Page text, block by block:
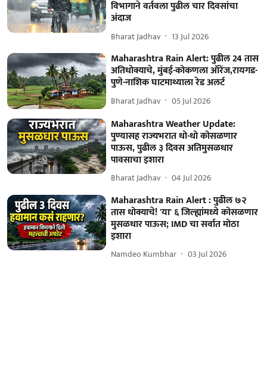
विभागाने वर्तवला पुढील चार दिवसांचा
अंदाज
Bharat Jadhav 13 Jul 2026
Maharashtra Rain Alert: पुढील 24 तास
अतिधोक्याचे, मुंबई-कोकणला ऑरेंज,रायगड-
पुणे-नाशिक घाटमाथ्याला रेड अलर्ट
Bharat Jadhav 05 Jul 2026
Maharashtra Weather Update:
पुण्यासह राज्यभरात धो-धो कोसळणार
पाऊस, पुढील ३ दिवस अतिमुसळधार
पावसाचा इशारा
Bharat Jadhav 04 Jul 2026
Maharashtra Rain Alert : पुढील ७२
तास धोक्याचे! 'या' ६ जिल्ह्यांमध्ये कोसळणार
मुसळधार पाऊस; IMD चा सर्वात मोठा
इशारा
Namdeo Kumbhar 03 Jul 2026